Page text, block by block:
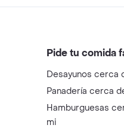
Pide tu comida
Desayunos cerca
Panadería cerca
Hamburguesas
mi